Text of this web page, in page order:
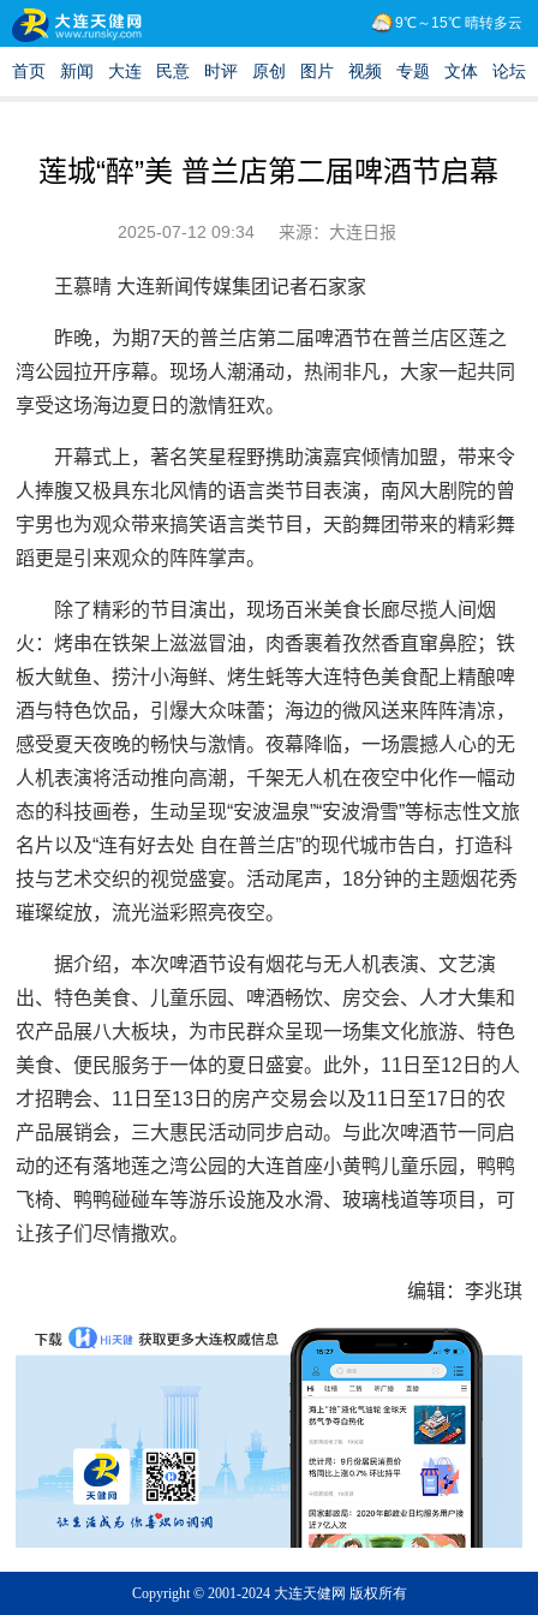
莲城“醉”美 普兰店第二届啤酒节启幕
2025-07-12 09:34 来源：大连日报
王慕晴 大连新闻传媒集团记者石家家
昨晚，为期7天的普兰店第二届啤酒节在普兰店区莲之
湾公园拉开序幕。现场人潮涌动，热闹非凡，大家一起共同
享受这场海边夏日的激情狂欢。
开幕式上，著名笑星程野携助演嘉宾倾情加盟，带来令
人捧腹又极具东北风情的语言类节目表演，南风大剧院的曾
宇男也为观众带来搞笑语言类节目，天韵舞团带来的精彩舞
蹈更是引来观众的阵阵掌声。
除了精彩的节目演出，现场百米美食长廊尽揽人间烟
火：烤串在铁架上滋滋冒油，肉香裹着孜然香直窜鼻腔；铁
板大鱿鱼、捞汁小海鲜、烤生蚝等大连特色美食配上精酿啤
酒与特色饮品，引爆大众味蕾；海边的微风送来阵阵清凉，
感受夏天夜晚的畅快与激情。夜幕降临，一场震撼人心的无
人机表演将活动推向高潮，千架无人机在夜空中化作一幅动
态的科技画卷，生动呈现“安波温泉”“安波滑雪”等标志性文旅
名片以及“连有好去处 自在普兰店”的现代城市告白，打造科
技与艺术交织的视觉盛宴。活动尾声，18分钟的主题烟花秀
璀璨绽放，流光溢彩照亮夜空。
据介绍，本次啤酒节设有烟花与无人机表演、文艺演
出、特色美食、儿童乐园、啤酒畅饮、房交会、人才大集和
农产品展八大板块，为市民群众呈现一场集文化旅游、特色
美食、便民服务于一体的夏日盛宴。此外，11日至12日的人
才招聘会、11日至13日的房产交易会以及11日至17日的农
产品展销会，三大惠民活动同步启动。与此次啤酒节一同启
动的还有落地莲之湾公园的大连首座小黄鸭儿童乐园，鸭鸭
飞椅、鸭鸭碰碰车等游乐设施及水滑、玻璃栈道等项目，可
让孩子们尽情撒欢。
编辑：李兆琪